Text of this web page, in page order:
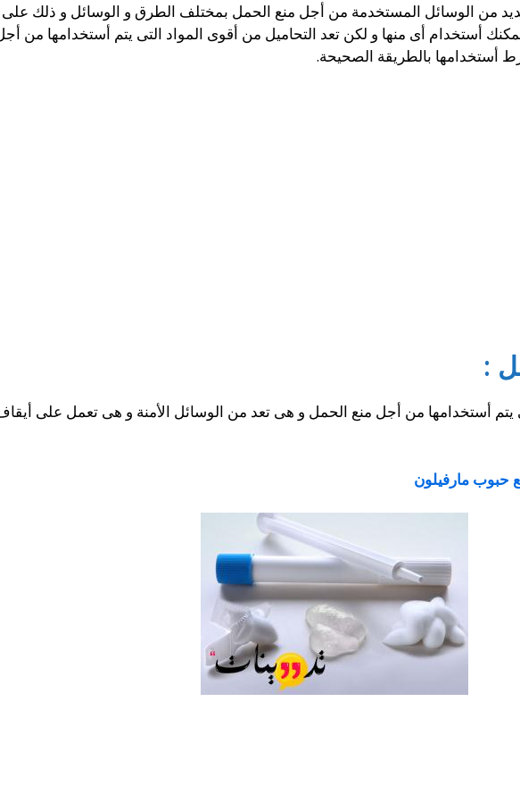
من الوسائل المستخدمة من أجل منع الحمل بمختلف الطرق و الوسائل و ذلك
أستخدام أى منها و لكن تعد التحاميل من أقوى المواد التى يتم أستخدامها من
أستخدامها بالطريقة الصحيحة.
:
أستخدامها من أجل منع الحمل و هى تعد من الوسائل الأمنة و هى تعمل على أيقاف
حبوب مارفيلون